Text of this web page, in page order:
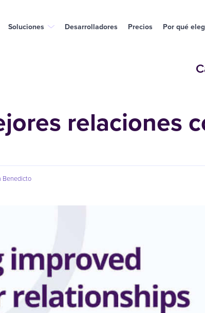
Soluciones Desarrolladores Precios Por qué
relaciones
Benedicto